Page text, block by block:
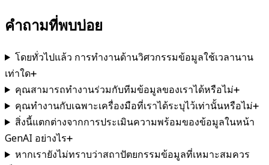
คำถามที่พบบ่อย
โดยทั่วไปแล้ว การทำงานด้านวิศวกรรมข้อมูลใช้เวลานาน
เท่าใด
คุณสามารถทำงานร่วมกับทีมข้อมูลของเราได้หรือไม่
คุณทำงานกับเฉพาะเครื่องมือที่เราได้ระบุไว้เท่านั้นหรือไม่
สิ่งนี้แตกต่างจากการประเมินความพร้อมของข้อมูลในหน้า
GenAI อย่างไร
หากเรายังไม่ทราบว่าสถาปัตยกรรมข้อมูลที่เหมาะสมควร